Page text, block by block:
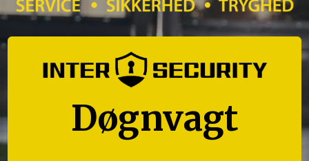
Døgnvagt